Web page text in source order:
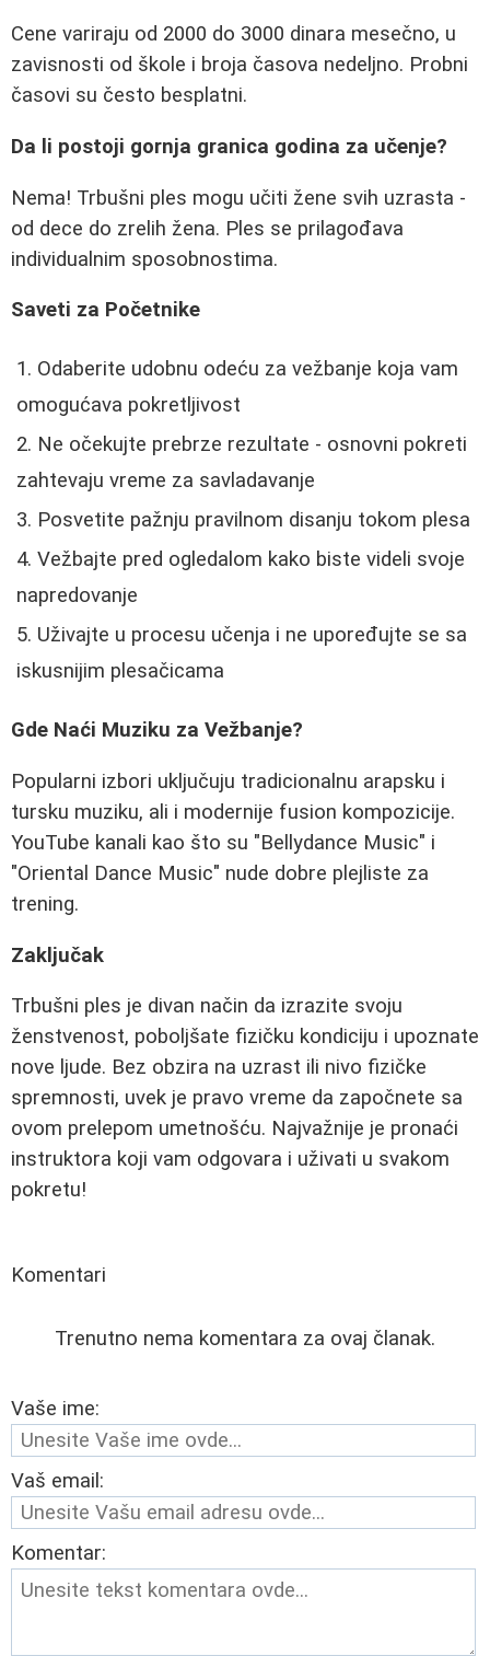
Cene variraju od 2000 do 3000 dinara mesečno, u
zavisnosti od škole i broja časova nedeljno. Probni
časovi su često besplatni.
Da li postoji gornja granica godina za učenje?
Nema! Trbušni ples mogu učiti žene svih uzrasta -
od dece do zrelih žena. Ples se prilagođava
individualnim sposobnostima.
Saveti za Početnike
Odaberite udobnu odeću za vežbanje koja vam
omogućava pokretljivost
Ne očekujte prebrze rezultate - osnovni pokreti
zahtevaju vreme za savladavanje
Posvetite pažnju pravilnom disanju tokom plesa
Vežbajte pred ogledalom kako biste videli svoje
napredovanje
Uživajte u procesu učenja i ne upoređujte se sa
iskusnijim plesačicama
Gde Naći Muziku za Vežbanje?
Popularni izbori uključuju tradicionalnu arapsku i
tursku muziku, ali i modernije fusion kompozicije.
YouTube kanali kao što su "Bellydance Music" i
"Oriental Dance Music" nude dobre plejliste za
trening.
Zaključak
Trbušni ples je divan način da izrazite svoju
ženstvenost, poboljšate fizičku kondiciju i upoznate
nove ljude. Bez obzira na uzrast ili nivo fizičke
spremnosti, uvek je pravo vreme da započnete sa
ovom prelepom umetnošću. Najvažnije je pronaći
instruktora koji vam odgovara i uživati u svakom
pokretu!
Komentari
Trenutno nema komentara za ovaj članak.
Vaše ime:
Vaš email:
Komentar: